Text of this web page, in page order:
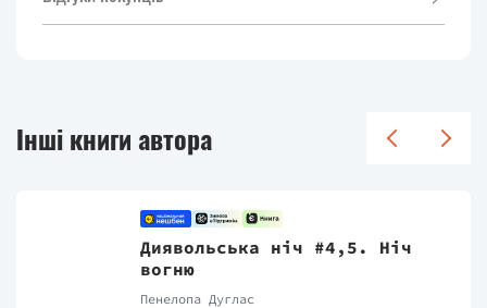
Інші книги автора
Диявольська ніч #4,5. Ніч
вогню
Пенелопа Дуглас